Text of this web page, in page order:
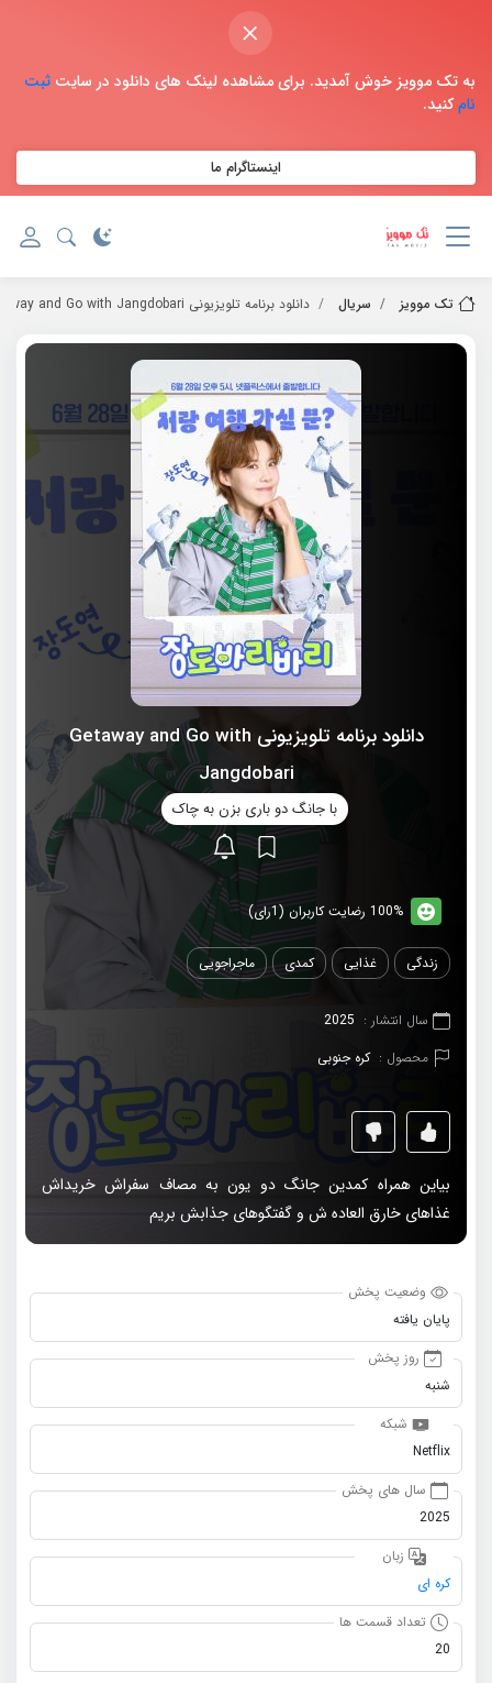
×
به تک موویز خوش آمدید. برای مشاهده لینک های دانلود در سایت ثبت
نامکنید.
اینستاگرام ما
تک موویز سریال دانلود برنامه تلویزیونی Getaway and Go with Jangdobari
دانلود برنامه تلویزیونی Getaway and Go with
Jangdobari
با جانگ دو باری بزن به چاک
100% رضایت کاربران (1رای)
زندگی غذایی کمدی ماجراجویی
سال انتشار : 2025
محصول : کره جنوبی
بیاین همراه کمدین جانگ دو یون به مصاف سفراش خریداش
غذاهای خارق العاده ش و گفتگوهای جذابش بریم
وضعیت پخش
پایان یافته
روز پخش
شنبه
شبکه
Netflix
سال های پخش
2025
زبان
کره ای
تعداد قسمت ها
20